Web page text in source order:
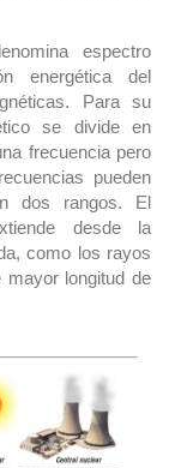
espectro
energética del
Para su
se divide en
frecuencia pero
pueden
dos rangos. El
desde la
como los rayos
longitud de